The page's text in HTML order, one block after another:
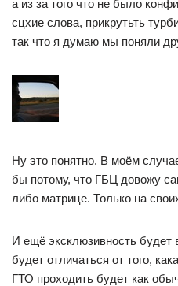
а из за того что не было
сцхие слова, прикрутьть
так что я думаю мы поняли
Ну это понятно. В моём
бы потому, что ГБЦ довожу
либо матрице. Только на
И ещё эксклюзивность будет
будет отличаться от того,
ГТО проходить будет как